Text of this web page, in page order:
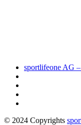
sportlifeone AG
© 2024 Copyrights